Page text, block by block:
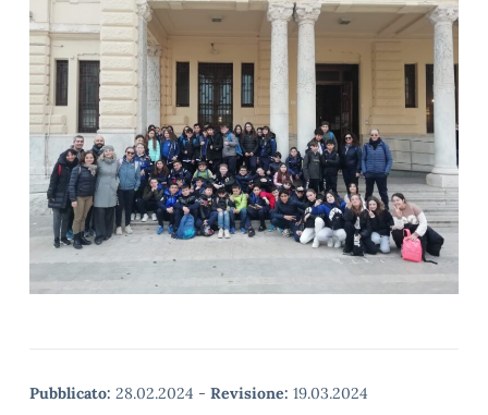
Pubblicato: 28.02.2024 - Revisione: 19.03.2024